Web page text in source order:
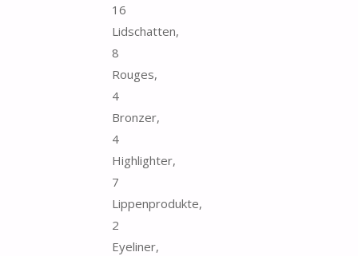
16
Lidschatten,
8
Rouges,
4
Bronzer,
4
Highlighter,
7
Lippenprodukte,
2
Eyeliner,